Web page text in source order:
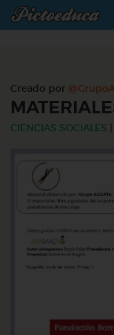
Creado por
CIENCIAS SOCIALES